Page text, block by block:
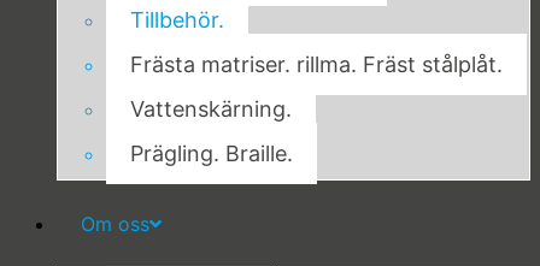
Tillbehör.
Frästa matriser. rillma. Fräst stålplåt.
Vattenskärning.
Prägling. Braille.
Om oss